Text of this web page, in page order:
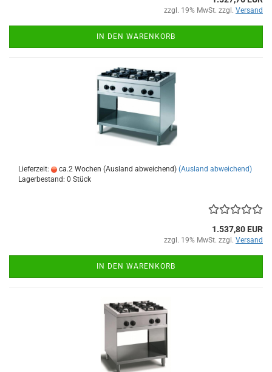
zzgl. 19% MwSt. zzgl. Versand
IN DEN WARENKORB
Lieferzeit: ca.2 Wochen (Ausland abweichend) (Ausland abweichend)
Lagerbestand: 0 Stück
1.537,80 EUR
zzgl. 19% MwSt. zzgl. Versand
IN DEN WARENKORB